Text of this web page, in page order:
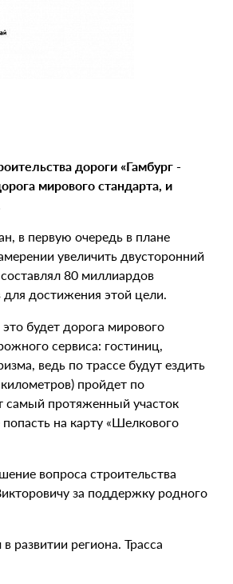
дороги«Гамбург-
мирового стандарта, и
в первую очередь в плане
увеличить двусторонний
80 миллиардов
достижения этой цели.
будет дорога мирового
сервиса: гостиниц,
ведь по трассе будут ездить
пройдет по
самый протяженный участок
на карту «Шелкового
вопроса строительства
за поддержку родного
региона. Трасса